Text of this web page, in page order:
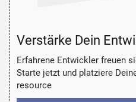
Verstärke Dein
Erfahrene Entwickler freuen
Starte jetzt und platziere
resource